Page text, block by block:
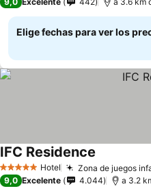
Elige fechas para ver los
5 Estrellas Hotel Zona de juegos
IFC Residence
9,0 Excelente 4.044 a 3.2